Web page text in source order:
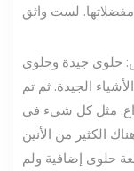
حلوى جيدة وحلوى
الجيدة. ثم تم
مثل كل شيء في
الكثير من الأنين
حلوى إضافية ولم